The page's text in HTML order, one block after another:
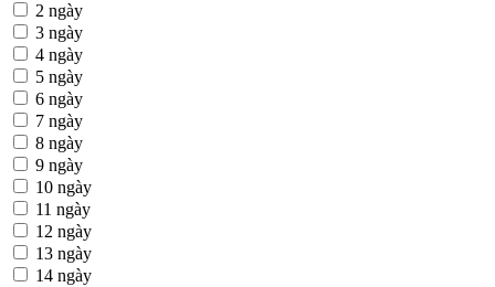
2 ngày
3 ngày
4 ngày
5 ngày
6 ngày
7 ngày
8 ngày
9 ngày
10 ngày
11 ngày
12 ngày
13 ngày
14 ngày